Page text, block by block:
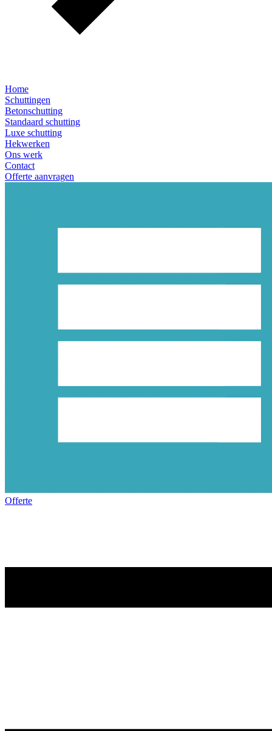
Home
Schuttingen
Betonschutting
Standaard schutting
Luxe schutting
Hekwerken
Ons werk
Contact
Offerte aanvragen
Offerte